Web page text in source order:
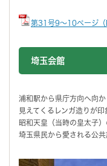
第31号9～10ページ（
埼玉会館
浦和駅から県庁方向へ向か
見えてくるレンガ造りが印
昭和天皇（当時の皇太子
埼玉県民から愛される公共